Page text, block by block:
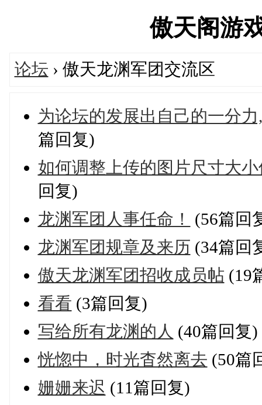
傲天阁游
论坛 › 傲天龙渊军团交流区
为论坛的发展出自己的一分
篇回复)
如何调整上传的图片尺寸大
回复)
龙渊军团人事任命！
(56篇回
龙渊军团规章及来历 (34篇回
傲天龙渊军团招收成员帖 (19
看看 (3篇回复)
写给所有龙渊的人 (40篇回复)
恍惚中，时光杳然离去 (50篇
姗姗来迟 (11篇回复)